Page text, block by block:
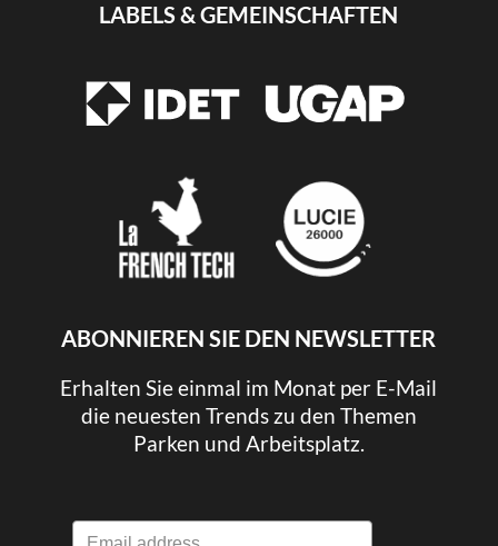
LABELS & GEMEINSCHAFTEN
ABONNIEREN SIE DEN NEWSLETTER
Erhalten Sie einmal im Monat per E-Mail
die neuesten Trends zu den Themen
Parken und Arbeitsplatz.